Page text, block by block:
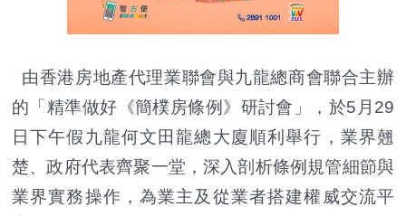
由香港房地產代理業聯會與九龍總商會聯合主辦
的「精準做好《簡樸房條例》研討會」，於5月29
日下午假九龍何文田龍總大廈順利舉行，業界翹
楚、政府代表齊聚一堂，深入剖析條例規管細節與
業界實務操作，為業主及從業者搭建權威交流平